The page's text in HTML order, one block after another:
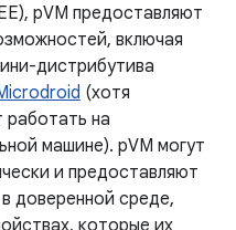
pVM предоставляют
включая
дистрибутива
(хотя
на
машине). pVM могут
и предоставляют
доверенной среде,